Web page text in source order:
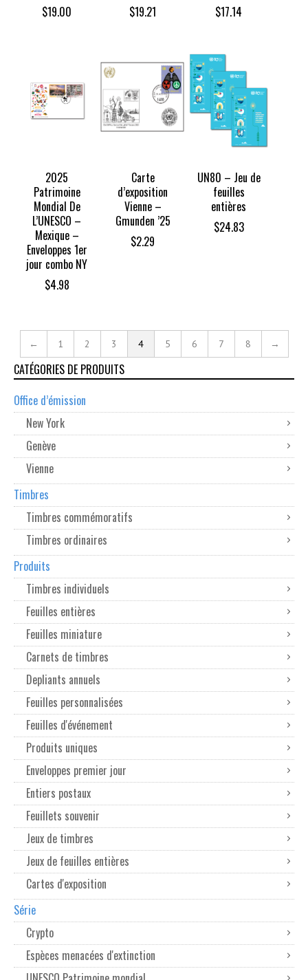
$19.00
$19.21
$17.14
2025
Patrimoine
Mondial De
L’UNESCO –
Mexique –
Enveloppes 1er
jour combo NY
$4.98
Carte
d’exposition
Vienne –
Gmunden ’25
$2.29
UN80 – Jeu de
feuilles
entières
$24.83
← 1 2 3 4 5 6 7 8 →
CATÉGORIES DE PRODUITS
Office d’émission
New York
Genève
Vienne
Timbres
Timbres commémoratifs
Timbres ordinaires
Produits
Timbres individuels
Feuilles entières
Feuilles miniature
Carnets de timbres
Depliants annuels
Feuilles personnalisées
Feuilles d'événement
Produits uniques
Enveloppes premier jour
Entiers postaux
Feuillets souvenir
Jeux de timbres
Jeux de feuilles entières
Cartes d'exposition
Série
Crypto
Espèces menacées d'extinction